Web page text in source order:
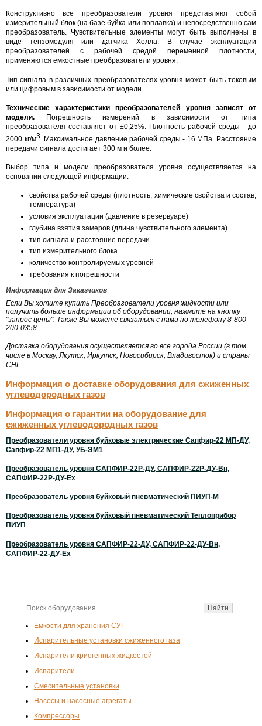
Емкости для хранения СУГ
Испарительные установки сжиженного газа
Испарители криогенных жидкостей
Испарители
Смесительные установки
Насосы и насосные агрегаты
Компрессоры
Конструктивно все преобразователи уровня представляют собой
измерительный блок (на базе буйка или поплавка) и непосредственно сам
преобразователь. Чувствительные элементы могут быть выполнены в
виде тензомодуля или датчика Холла. В случае эксплуатации
преобразователей с рабочей средой переменной плотности,
применяются емкостные преобразователи уровня.
Тип сигнала в различных преобразователях уровня может быть токовым
или цифровым в зависимости от модели.
Технические характеристики преобразователей уровня зависят от
модели. Погрешность измерений в зависимости от типа
преобразователя составляет от ±0,25%. Плотность рабочей среды - до
2000 кг/м3. Максимальное давление рабочей среды - 16 МПа. Расстояние
передачи сигнала достигает 300 м и более.
Выбор типа и модели преобразователя уровня осуществляется на
основании следующей информации:
свойства рабочей среды (плотность, химические свойства и состав,
температура)
условия эксплуатации (давление в резервуаре)
глубина взятия замеров (длина чувствительного элемента)
тип сигнала и расстояние передачи
тип измерительного блока
количество контролируемых уровней
требования к погрешности
Информация для Заказчиков
Если Вы хотите купить Преобразователи уровня жидкости или
получить больше информации об оборудовании, нажмите на кнопку
"запрос цены". Также Вы можете связаться с нами по телефону 8-800-
200-0358.
Доставка оборудования осуществляется во все города России (в том
числе в Москву, Якутск, Иркутск, Новосибирск, Владивосток) и страны
СНГ.
Информация о доставке оборудования для сжиженных
углеводородных газов
Информация о гарантии на оборудование для
сжиженных углеводородных газов
Преобразователи уровня буйковые электрические Сапфир-22 МП-ДУ,
Сапфир-22 МП1-ДУ, УБ-ЭМ1
Преобразователь уровня САПФИР-22Р-ДУ, САПФИР-22Р-ДУ-Вн,
САПФИР-22Р-ДУ-Ех
Преобразователь уровня буйковый пневматический ПИУП-М
Преобразователь уровня буйковый пневматический Теплоприбор
ПИУП
Преобразователь уровня САПФИР-22-ДУ, САПФИР-22-ДУ-Вн,
САПФИР-22-ДУ-Ех